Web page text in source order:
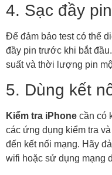
4. Sạc đầy pin
Để đảm bảo test có thể
đầy pin trước khi bắt
suất và thời lượng pin
5. Dùng kết
Kiểm tra iPhone cần có
các ứng dụng kiểm tra
đến kết nối mạng. Hãy
wifi hoặc sử dụng mạng